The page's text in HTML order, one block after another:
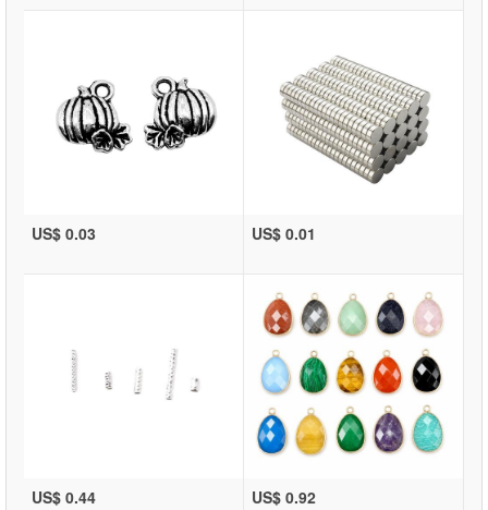
US$ 0.03 US$ 0.01
US$ 0.44 US$ 0.92